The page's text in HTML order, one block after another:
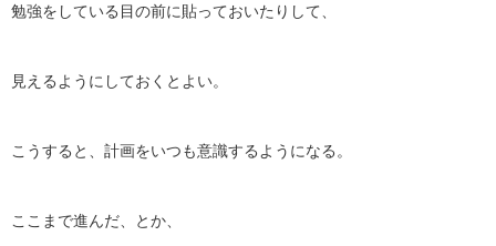
勉強をしている目の前に貼っておいたりして、
見えるようにしておくとよい。
こうすると、計画をいつも意識するようになる。
ここまで進んだ、とか、